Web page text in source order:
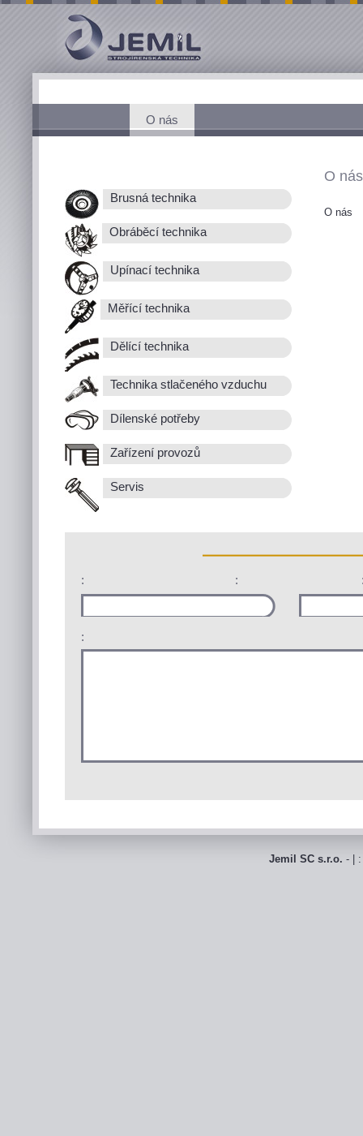
O nás
Brusná technika
Obráběcí technika
Upínací technika
Měřící technika
Dělící technika
Technika stlačeného vzduchu
Dílenské potřeby
Zařízení provozů
Servis
O nás
O nás
: :
:
Jemil SC s.r.o. - |